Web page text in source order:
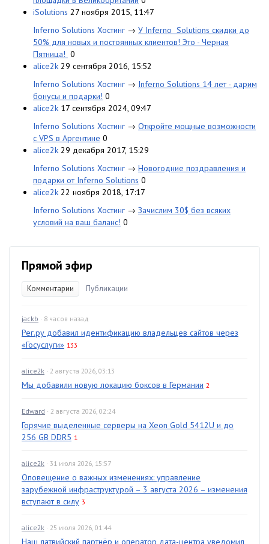
iSolutions 27 ноября 2015, 11:47
Inferno Solutions Хостинг → У Inferno Solutions скидки до
50% для новых и постоянных клиентов! Это - Черная
Пятница! 0
alice2k 29 сентября 2016, 15:52
Inferno Solutions Хостинг → Inferno Solutions 14 лет - дарим
бонусы и подарки! 0
alice2k 17 сентября 2024, 09:47
Inferno Solutions Хостинг → Откройте мощные возможности
с VPS в Аргентине 0
alice2k 29 декабря 2017, 15:29
Inferno Solutions Хостинг → Новогодние поздравления и
подарки от Inferno Solutions 0
alice2k 22 ноября 2018, 17:17
Inferno Solutions Хостинг → Зачислим 30$ без всяких
условий на ваш баланс! 0
Прямой эфир
Комментарии Публикации
jackb · 8 часов назад
Рег.ру добавил идентификацию владельцев сайтов через
«Госуслуги» 133
alice2k · 2 августа 2026, 03:13
Мы добавили новую локацию боксов в Германии 2
Edward · 2 августа 2026, 02:24
Горячие выделенные серверы на Xeon Gold 5412U и до
256 GB DDR5 1
alice2k · 31 июля 2026, 15:57
Оповещение о важных изменениях: управление
зарубежной инфраструктурой – 3 августа 2026 – изменения
вступают в силу 3
alice2k · 25 июля 2026, 01:44
Наш латвийский партнёр и оператор дата-центра уведомил